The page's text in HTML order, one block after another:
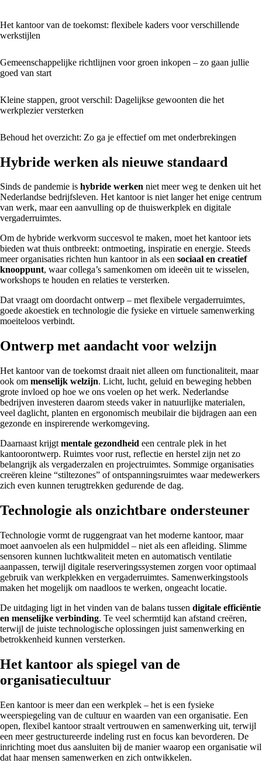
Het kantoor van de toekomst: flexibele kaders voor verschillende
werkstijlen
Gemeenschappelijke richtlijnen voor groen inkopen – zo gaan jullie
goed van start
Kleine stappen, groot verschil: Dagelijkse gewoonten die het
werkplezier versterken
Behoud het overzicht: Zo ga je effectief om met onderbrekingen
Hybride werken als nieuwe standaard
Sinds de pandemie is hybride werken niet meer weg te denken uit het
Nederlandse bedrijfsleven. Het kantoor is niet langer het enige centrum
van werk, maar een aanvulling op de thuiswerkplek en digitale
vergaderruimtes.
Om de hybride werkvorm succesvol te maken, moet het kantoor iets
bieden wat thuis ontbreekt: ontmoeting, inspiratie en energie. Steeds
meer organisaties richten hun kantoor in als een sociaal en creatief
knooppunt, waar collega’s samenkomen om ideeën uit te wisselen,
workshops te houden en relaties te versterken.
Dat vraagt om doordacht ontwerp – met flexibele vergaderruimtes,
goede akoestiek en technologie die fysieke en virtuele samenwerking
moeiteloos verbindt.
Ontwerp met aandacht voor welzijn
Het kantoor van de toekomst draait niet alleen om functionaliteit, maar
ook om menselijk welzijn. Licht, lucht, geluid en beweging hebben
grote invloed op hoe we ons voelen op het werk. Nederlandse
bedrijven investeren daarom steeds vaker in natuurlijke materialen,
veel daglicht, planten en ergonomisch meubilair die bijdragen aan een
gezonde en inspirerende werkomgeving.
Daarnaast krijgt mentale gezondheid een centrale plek in het
kantoorontwerp. Ruimtes voor rust, reflectie en herstel zijn net zo
belangrijk als vergaderzalen en projectruimtes. Sommige organisaties
creëren kleine “stiltezones” of ontspanningsruimtes waar medewerkers
zich even kunnen terugtrekken gedurende de dag.
Technologie als onzichtbare ondersteuner
Technologie vormt de ruggengraat van het moderne kantoor, maar
moet aanvoelen als een hulpmiddel – niet als een afleiding. Slimme
sensoren kunnen luchtkwaliteit meten en automatisch ventilatie
aanpassen, terwijl digitale reserveringssystemen zorgen voor optimaal
gebruik van werkplekken en vergaderruimtes. Samenwerkingstools
maken het mogelijk om naadloos te werken, ongeacht locatie.
De uitdaging ligt in het vinden van de balans tussen digitale efficiëntie
en menselijke verbinding. Te veel schermtijd kan afstand creëren,
terwijl de juiste technologische oplossingen juist samenwerking en
betrokkenheid kunnen versterken.
Het kantoor als spiegel van de
organisatiecultuur
Een kantoor is meer dan een werkplek – het is een fysieke
weerspiegeling van de cultuur en waarden van een organisatie. Een
open, flexibel kantoor straalt vertrouwen en samenwerking uit, terwijl
een meer gestructureerde indeling rust en focus kan bevorderen. De
inrichting moet dus aansluiten bij de manier waarop een organisatie wil
dat haar mensen samenwerken en zich ontwikkelen.